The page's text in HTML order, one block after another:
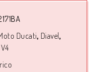
Ducati, Diavel ,